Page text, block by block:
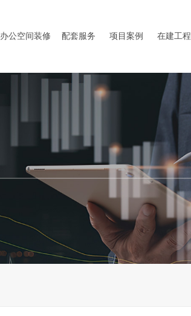
办公空间装修 配套服务 项目案例 在建工程